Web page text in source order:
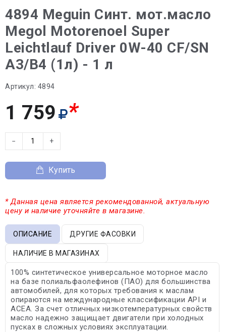
4894 Meguin Синт. мот.масло
Megol Motorenoel Super
Leichtlauf Driver 0W-40 CF/SN
A3/B4 (1л) - 1 л
Артикул: 4894
1 759 *
− +
Купить
* Данная цена является рекомендованной, актуальную
цену и наличие уточняйте в магазине.
ОПИСАНИЕ ДРУГИЕ ФАСОВКИ
НАЛИЧИЕ В МАГАЗИНАХ
100% синтетическое универсальное моторное масло
на базе полиальфаолефинов (ПАО) для большинства
автомобилей, для которых требования к маслам
опираются на международные классификации API и
ACEA. За счет отличных низкотемпературных свойств
масло надежно защищает двигатели при холодных
пусках в сложных условиях эксплуатации.